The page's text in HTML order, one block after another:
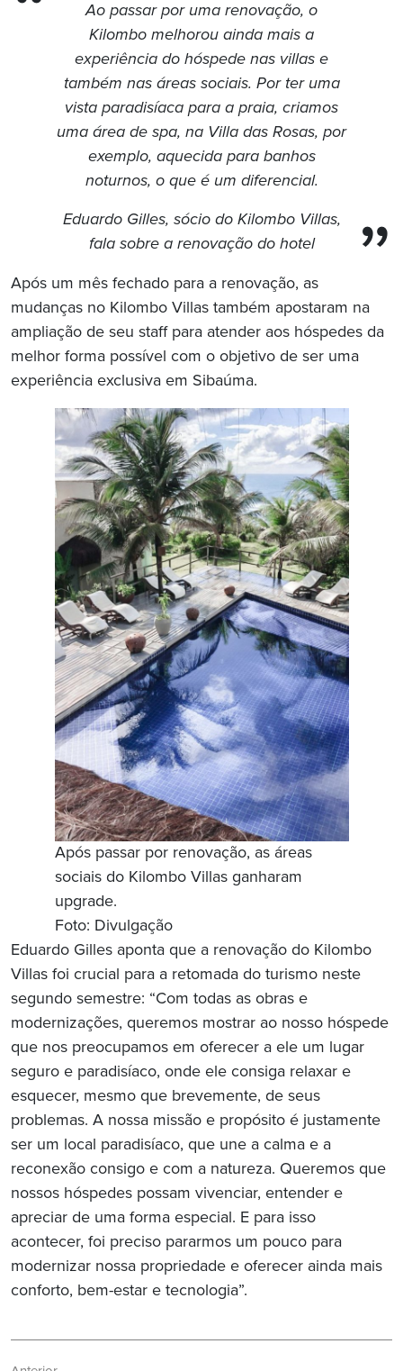
Ao passar por uma renovação, o
Kilombo melhorou ainda mais a
experiência do hóspede nas villas e
também nas áreas sociais. Por ter uma
vista paradisíaca para a praia, criamos
uma área de spa, na Villa das Rosas, por
exemplo, aquecida para banhos
noturnos, o que é um diferencial.
Eduardo Gilles, sócio do Kilombo Villas,
fala sobre a renovação do hotel
Após um mês fechado para a renovação, as
mudanças no Kilombo Villas também apostaram na
ampliação de seu staff para atender aos hóspedes da
melhor forma possível com o objetivo de ser uma
experiência exclusiva em Sibaúma.
Após passar por renovação, as áreas
sociais do Kilombo Villas ganharam
upgrade.
Foto: Divulgação
Eduardo Gilles aponta que a renovação do Kilombo
Villas foi crucial para a retomada do turismo neste
segundo semestre: “Com todas as obras e
modernizações, queremos mostrar ao nosso hóspede
que nos preocupamos em oferecer a ele um lugar
seguro e paradisíaco, onde ele consiga relaxar e
esquecer, mesmo que brevemente, de seus
problemas. A nossa missão e propósito é justamente
ser um local paradisíaco, que une a calma e a
reconexão consigo e com a natureza. Queremos que
nossos hóspedes possam vivenciar, entender e
apreciar de uma forma especial. E para isso
acontecer, foi preciso pararmos um pouco para
modernizar nossa propriedade e oferecer ainda mais
conforto, bem-estar e tecnologia”.